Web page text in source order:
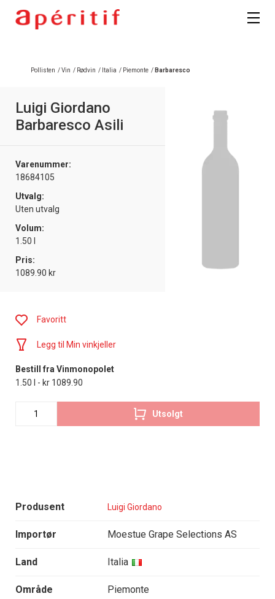
Pollisten /Vin / Rødvin / Italia / Piemonte / Barbaresco
Luigi Giordano
Barbaresco Asili
Varenummer:
18684105
Utvalg:
Uten utvalg
Volum:
1.50 l
Pris:
1089.90 kr
Produsent Luigi Giordano
Importør Moestue Grape Selections AS
Land Italia
Område Piemonte
Favoritt
Legg til Min vinkjeller
Bestill fra Vinmonopolet
1.50 l - kr 1089.90
Utsolgt